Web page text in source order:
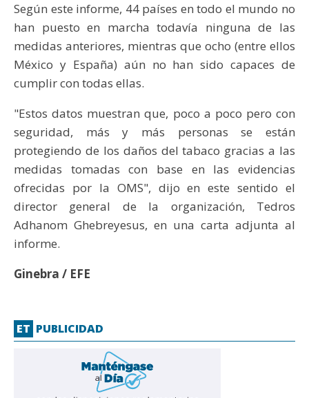
Según este informe, 44 países en todo el mundo no
han puesto en marcha todavía ninguna de las
medidas anteriores, mientras que ocho (entre ellos
México y España) aún no han sido capaces de
cumplir con todas ellas.
"Estos datos muestran que, poco a poco pero con
seguridad, más y más personas se están
protegiendo de los daños del tabaco gracias a las
medidas tomadas con base en las evidencias
ofrecidas por la OMS", dijo en este sentido el
director general de la organización, Tedros
Adhanom Ghebreyesus, en una carta adjunta al
informe.
Ginebra / EFE
ET PUBLICIDAD